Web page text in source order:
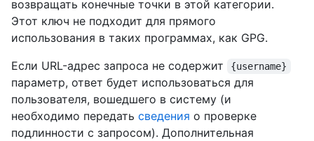
возвращать конечные точки в этой категории.
Этот ключ не подходит для прямого
использования в таких программах, как GPG.
Если URL-адрес запроса не содержит
{username}
параметр, ответ будет использоваться для
пользователя, вошедшего в систему (и
необходимо передать сведения о проверке
подлинности с запросом). Дополнительная